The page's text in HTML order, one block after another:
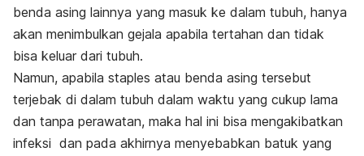
benda asing lainnya yang masuk ke dalam tubuh, hanya
akan menimbulkan gejala apabila tertahan dan tidak
bisa keluar dari tubuh.
Namun, apabila staples atau benda asing tersebut
terjebak di dalam tubuh dalam waktu yang cukup lama
dan tanpa perawatan, maka hal ini bisa mengakibatkan
infeksi dan pada akhirnya menyebabkan batuk yang